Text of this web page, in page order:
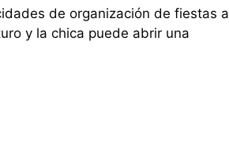
de organización de fiestas a
y la chica puede abrir una